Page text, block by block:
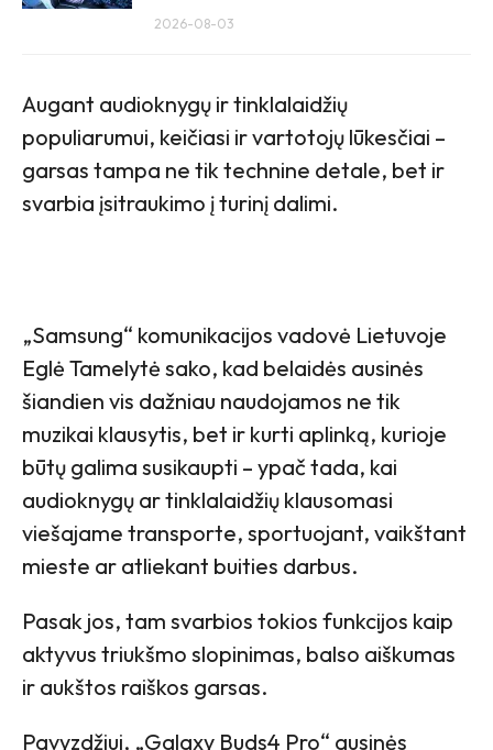
2026-08-03
Augant audioknygų ir tinklalaidžių
populiarumui, keičiasi ir vartotojų lūkesčiai –
garsas tampa ne tik technine detale, bet ir
svarbia įsitraukimo į turinį dalimi.
„Samsung“ komunikacijos vadovė Lietuvoje
Eglė Tamelytė sako, kad belaidės ausinės
šiandien vis dažniau naudojamos ne tik
muzikai klausytis, bet ir kurti aplinką, kurioje
būtų galima susikaupti – ypač tada, kai
audioknygų ar tinklalaidžių klausomasi
viešajame transporte, sportuojant, vaikštant
mieste ar atliekant buities darbus.
Pasak jos, tam svarbios tokios funkcijos kaip
aktyvus triukšmo slopinimas, balso aiškumas
ir aukštos raiškos garsas.
Pavyzdžiui, „Galaxy Buds4 Pro“ ausinės